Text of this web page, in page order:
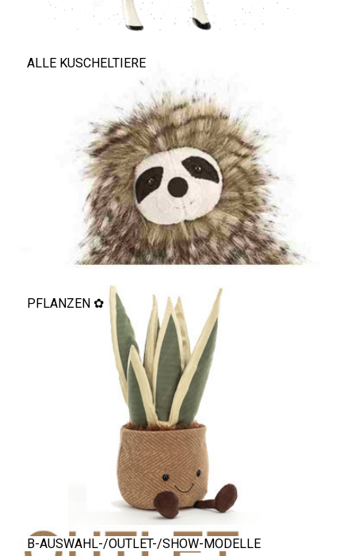
ALLE KUSCHELTIERE
PFLANZEN ✿
B-AUSWAHL-/OUTLET-/SHOW-MODELLE